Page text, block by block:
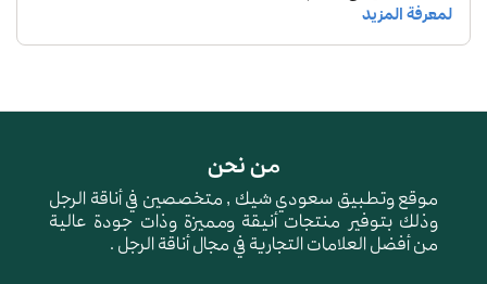
من نحن
موقع وتطبيق سعودي شيك , متخصصين في أناقة الرجل
وذلك بتوفير منتجات أنيقة ومميزة وذات جودة عالية
من أفضل العلامات التجارية في مجال أناقة الرجل .